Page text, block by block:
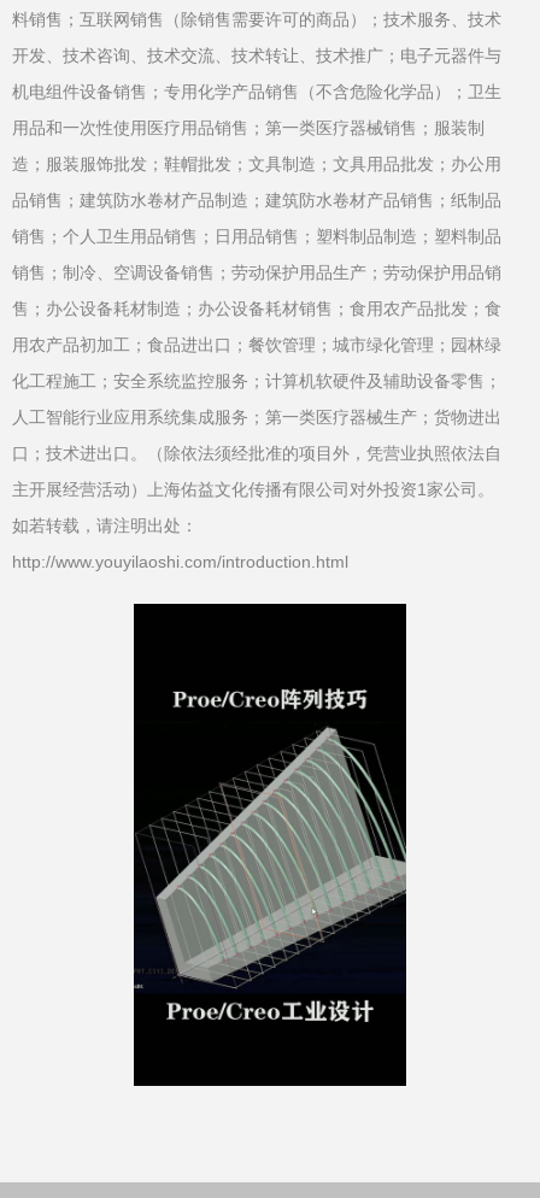
料销售；互联网销售（除销售需要许可的商品）；技术服务、技术
开发、技术咨询、技术交流、技术转让、技术推广；电子元器件与
机电组件设备销售；专用化学产品销售（不含危险化学品）；卫生
用品和一次性使用医疗用品销售；第一类医疗器械销售；服装制
造；服装服饰批发；鞋帽批发；文具制造；文具用品批发；办公用
品销售；建筑防水卷材产品制造；建筑防水卷材产品销售；纸制品
销售；个人卫生用品销售；日用品销售；塑料制品制造；塑料制品
销售；制冷、空调设备销售；劳动保护用品生产；劳动保护用品销
售；办公设备耗材制造；办公设备耗材销售；食用农产品批发；食
用农产品初加工；食品进出口；餐饮管理；城市绿化管理；园林绿
化工程施工；安全系统监控服务；计算机软硬件及辅助设备零售；
人工智能行业应用系统集成服务；第一类医疗器械生产；货物进出
口；技术进出口。（除依法须经批准的项目外，凭营业执照依法自
主开展经营活动）上海佑益文化传播有限公司对外投资1家公司。
如若转载，请注明出处：
http://www.youyilaoshi.com/introduction.html